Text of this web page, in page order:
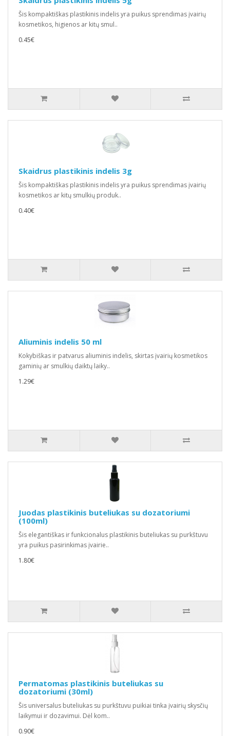
Šis kompaktiškas plastikinis indelis yra puikus sprendimas įvairių
kosmetikos, higienos ar kitų smul..
0.45€
Skaidrus plastikinis indelis 3g
Šis kompaktiškas plastikinis indelis yra puikus sprendimas įvairių
kosmetikos ar kitų smulkių produk..
0.40€
Aliuminis indelis 50 ml
Kokybiškas ir patvarus aliuminis indelis, skirtas įvairių kosmetikos
gaminių ar smulkių daiktų laiky..
1.29€
Juodas plastikinis buteliukas su dozatoriumi
(100ml)
Šis elegantiškas ir funkcionalus plastikinis buteliukas su purkštuvu
yra puikus pasirinkimas įvairie..
1.80€
Permatomas plastikinis buteliukas su
dozatoriumi (30ml)
Šis universalus buteliukas su purkštuvu puikiai tinka įvairių skysčių
laikymui ir dozavimui. Dėl kom..
0.90€